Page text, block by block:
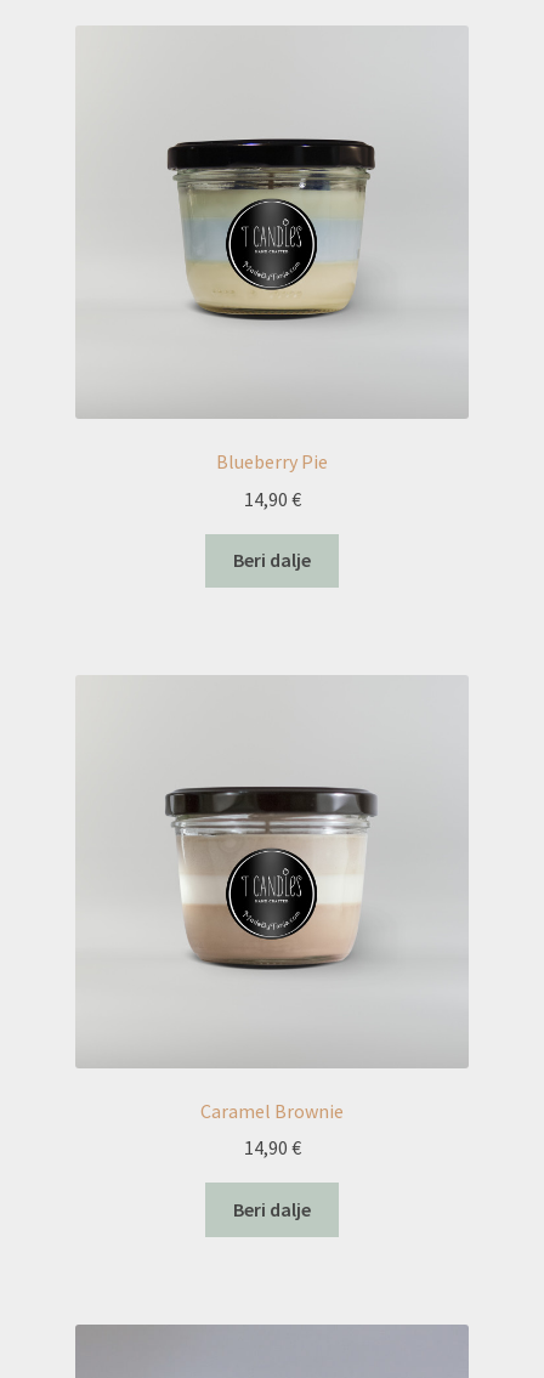
Blueberry Pie
14,90 €
Beri dalje
Caramel Brownie
14,90 €
Beri dalje